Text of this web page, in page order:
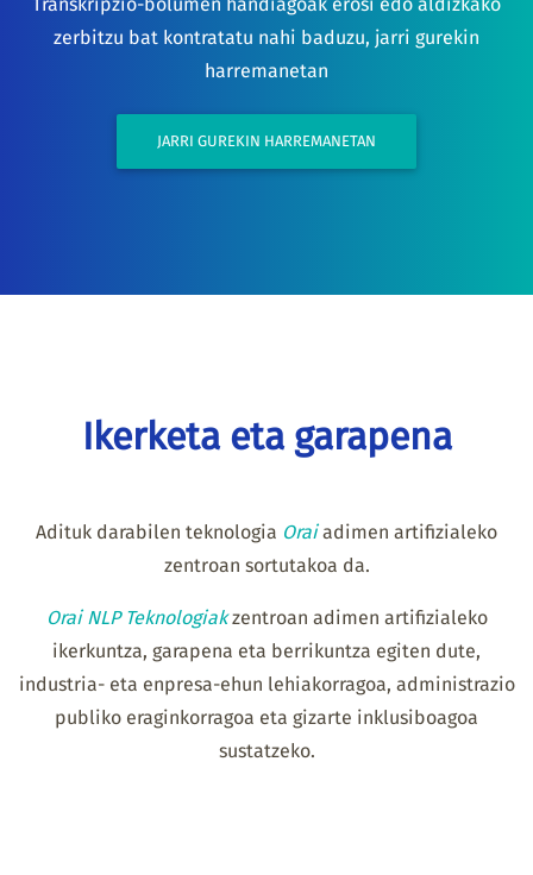
zerbitzu bat kontratatu nahi baduzu, jarri gurekin
harremanetan
JARRI GUREKIN HARREMANETAN
Ikerketa eta garapena
Adituk darabilen teknologia Oraiadimen artifizialeko
zentroan sortutakoa da.
Orai NLP Teknologiakzentroan adimen artifizialeko
ikerkuntza, garapena eta berrikuntza egiten dute,
industria- eta enpresa-ehun lehiakorragoa, administrazio
publiko eraginkorragoa eta gizarte inklusiboagoa
sustatzeko.